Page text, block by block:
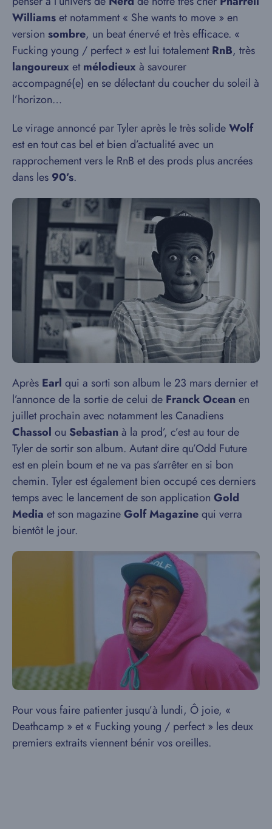
Williamset notamment « She wants to move » en
version sombre, un beat énervé et très efficace. «
Fucking young / perfect » est lui totalementRnB, très
langoureux etmélodieux à savourer
accompagné(e) en se délectant du coucher du soleil à
l’horizon…
Le virage annoncé par Tyler après le très solideWolf
est en tout cas bel et bien d’actualité avec un
rapprochement vers le RnB et des prods plus ancrées
dans les 90’s.
Après Earl qui a sorti son album le 23 mars dernier et
l’annonce de la sortie de celui de Franck Oceanen
juillet prochain avec notamment les Canadiens
Chassol ou Sebastianà la prod’, c’est au tour de
Tyler de sortir son album. Autant dire qu’Odd Future
est en plein boum et ne va pas s’arrêter en si bon
chemin. Tyler est également bien occupé ces derniers
temps avec le lancement de son application Gold
Media et son magazineGolf Magazinequi verra
bientôt le jour.
Pour vous faire patienter jusqu’à lundi, Ô joie, «
Deathcamp » et « Fucking young / perfect » les deux
premiers extraits viennent bénir vos oreilles.